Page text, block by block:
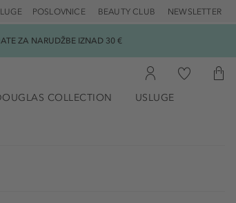
POSLOVNICE BEAUTY CLUB NEWSLETTER
ZA NARUDŽBE IZNAD 30 €
COLLECTION USLUGE